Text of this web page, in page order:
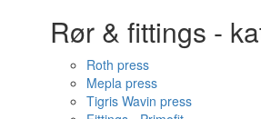
Rør & fittings -
Roth press
Mepla press
Tigris Wavin press